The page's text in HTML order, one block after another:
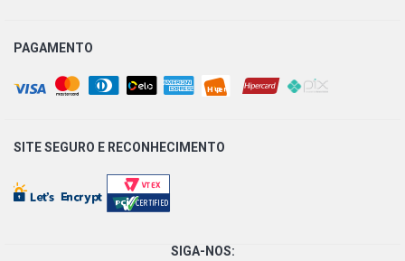
PAGAMENTO
SITE SEGURO E RECONHECIMENTO
SIGA-NOS: